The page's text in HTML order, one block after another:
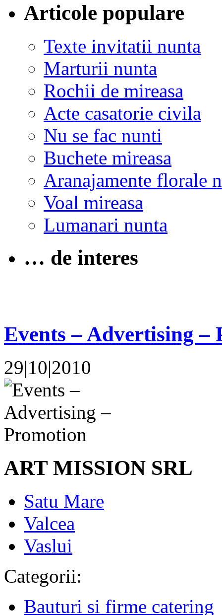
Articole populare
Texte invitatii nunta
Marturii nunta
Rochii de mireasa
Acte casatorie civila
Nu se fac nunti
Buchete mireasa
Aranajamente florale
Voal mireasa
Lumanari nunta
… de interes
Events – Advertising –
29|10|2010
ART MISSION SRL
Satu Mare
Valcea
Vaslui
Categorii:
Bauturi si firme catering